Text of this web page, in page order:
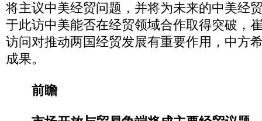
将主议中美经贸问题，并将为未来的中美经
于此访中美能否在经贸领域合作取得突破，
访问对推动两国经贸发展有重要作用，中方
成果。
前瞻